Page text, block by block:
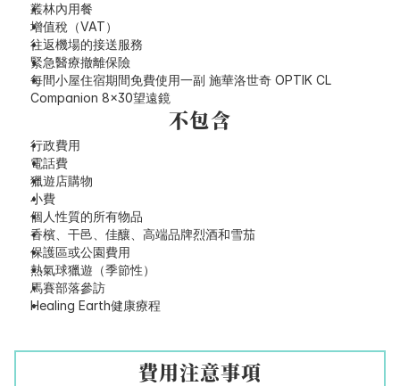
叢林內用餐
增值稅（VAT）
往返機場的接送服務
緊急醫療撤離保險
每間小屋住宿期間免費使用一副 施華洛世奇 OPTIK CL
Companion 8x30望遠鏡
不包含
行政費用
電話費
獵遊店購物
小費
個人性質的所有物品
香檳、干邑、佳釀、高端品牌烈酒和雪茄
保護區或公園費用
熱氣球獵遊（季節性）
馬賽部落參訪
Healing Earth健康療程
費用注意事項